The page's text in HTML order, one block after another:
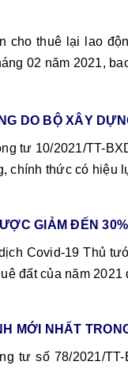
cho thuê lại lao
02 năm 2021,
DO BỘ XÂY
tư 10/2021/TT-
chính thức có hiệu
GIẢM ĐẾN
Covid-19 Thủ
đất của năm
MỚI NHẤT
tư số 78/2021/